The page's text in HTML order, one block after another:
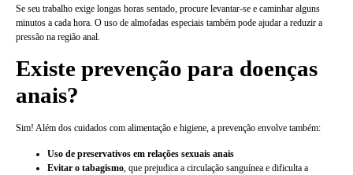
Se seu trabalho exige longas horas sentado, procure levantar-se e caminhar alguns
minutos a cada hora. O uso de almofadas especiais também pode ajudar a reduzir a
pressão na região anal.
Existe prevenção para doenças
anais?
Sim! Além dos cuidados com alimentação e higiene, a prevenção envolve também:
Uso de preservativos em relações sexuais anais
Evitar o tabagismo , que prejudica a circulação sanguínea e dificulta a